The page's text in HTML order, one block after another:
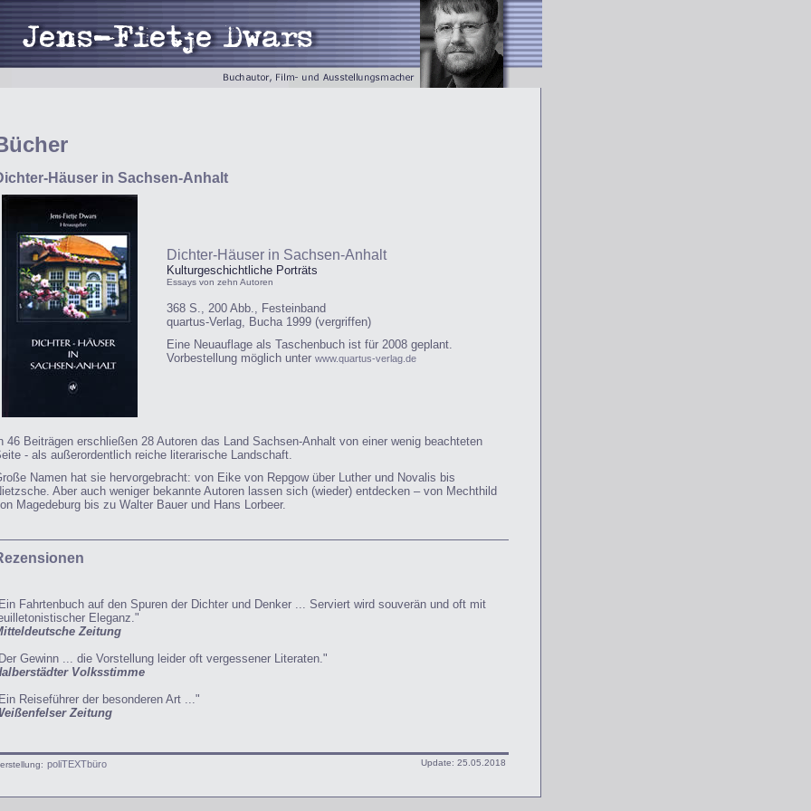
Häuser in Sachsen-Anhalt
Dichter-Häuser in Sachsen-Anhalt
Kulturgeschichtliche Porträts
Essays von zehn Autoren
368 S., 200 Abb., Festeinband
quartus-Verlag, Bucha 1999 (vergriffen)
Eine Neuauflage als Taschenbuch ist für 2008 geplant.
Vorbestellung möglich unter www.quartus-verlag.de
46 Beiträgen erschließen 28 Autoren das Land Sachsen-Anhalt von einer wenig beachteten
- als außerordentlich reiche literarische Landschaft.
Namen hat sie hervorgebracht: von Eike von Repgow über Luther und Novalis bis
Aber auch weniger bekannte Autoren lassen sich (wieder) entdecken – von Mechthild
Magedeburg bis zu Walter Bauer und Hans Lorbeer.
Ein Fahrtenbuch auf den Spuren der Dichter und Denker ... Serviert wird souverän und oft mit
Eleganz."
Zeitung
Gewinn ... die Vorstellung leider oft vergessener Literaten."
Volksstimme
Reiseführer der besonderen Art ..."
Zeitung
poliTEXTbüro Update: 25.05.2018